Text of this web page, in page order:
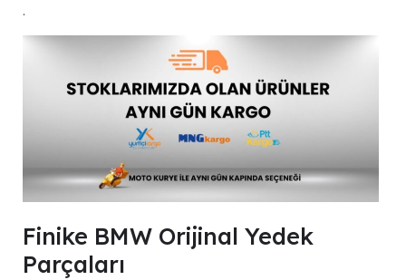
.
Finike BMW Orijinal Yedek
Parçaları